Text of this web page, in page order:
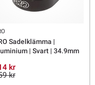
Sadelklämma |
| Svart | 34.9mm
kr
kr